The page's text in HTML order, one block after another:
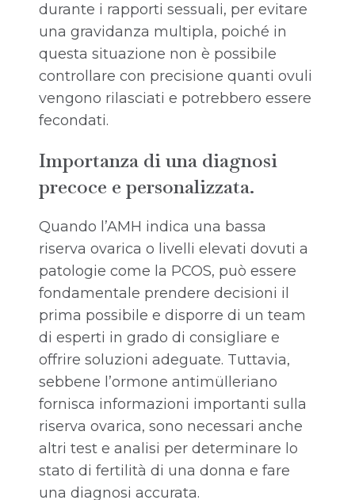
durante i rapporti sessuali, per evitare
una gravidanza multipla, poiché in
questa situazione non è possibile
controllare con precisione quanti ovuli
vengono rilasciati e potrebbero essere
fecondati.
Importanza di una diagnosi
precoce e personalizzata.
Quando l’AMH indica una bassa
riserva ovarica o livelli elevati dovuti a
patologie come la PCOS, può essere
fondamentale prendere decisioni il
prima possibile e disporre di un team
di esperti in grado di consigliare e
offrire soluzioni adeguate. Tuttavia,
sebbene l’ormone antimülleriano
fornisca informazioni importanti sulla
riserva ovarica, sono necessari anche
altri test e analisi per determinare lo
stato di fertilità di una donna e fare
una diagnosi accurata.